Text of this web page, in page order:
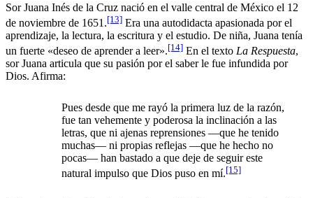
Sor Juana Inés de la Cruz nació en el valle central de México el 12
de noviembre de 1651.[13] Era una autodidacta apasionada por el
aprendizaje, la lectura, la escritura y el estudio. De niña, Juana tenía
un fuerte «deseo de aprender a leer».[14] En el texto La Respuesta,
sor Juana articula que su pasión por el saber le fue infundida por
Dios. Afirma:
Pues desde que me rayó la primera luz de la razón,
fue tan vehemente y poderosa la inclinación a las
letras, que ni ajenas reprensiones —que he tenido
muchas— ni propias reflejas —que he hecho no
pocas— han bastado a que deje de seguir este
natural impulso que Dios puso en mí.[15]